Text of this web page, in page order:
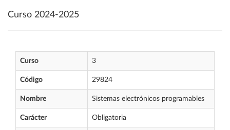
Curso 2024-2025
Curso 3
Código 29824
Nombre Sistemas electrónicos programables
Carácter Obligatoria